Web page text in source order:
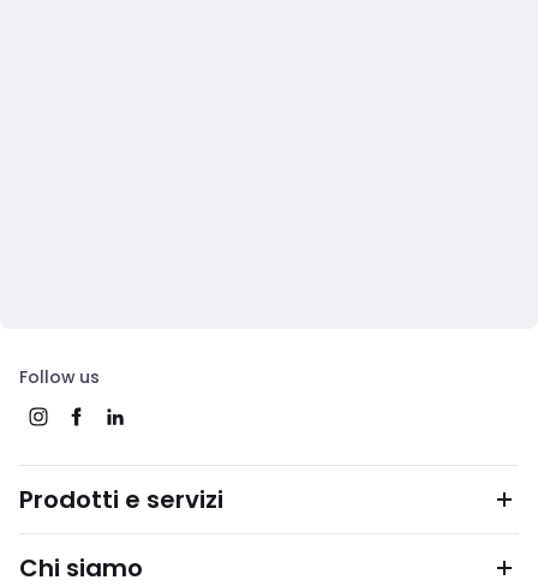
Follow us
Prodotti e servizi
Chi siamo